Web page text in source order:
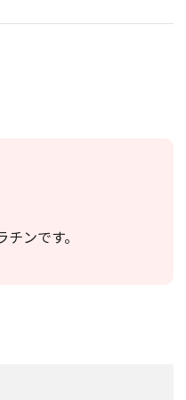
ンです。